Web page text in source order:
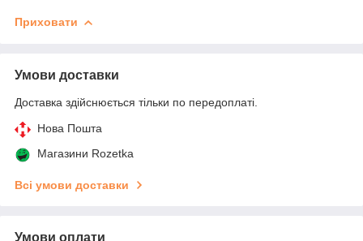
Приховати
Умови доставки
Доставка здійснюється тільки по передоплаті.
Нова Пошта
Магазини Rozetka
Всі умови доставки
Умови оплати